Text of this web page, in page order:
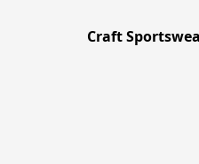
Craft